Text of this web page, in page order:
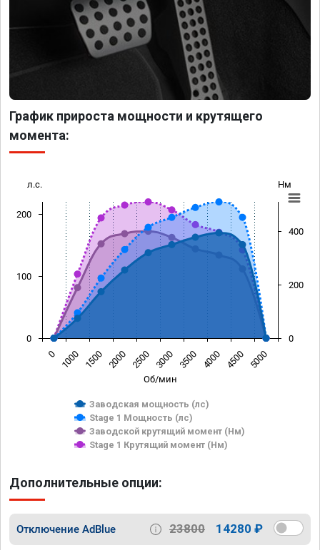
График прироста мощности и крутящего
момента:
Об/мин
л.с. Нм
Заводская мощность (лс)
Stage 1 Мощность (лс)
Заводской крутящий момент (Нм)
Stage 1 Крутящий момент (Нм)
0 1000 1500 2000 2500 3000 3500 4000 4500 5000
0
100
200
0
200
400
Дополнительные опции:
Отключение AdBlue 23800 14280 ₽